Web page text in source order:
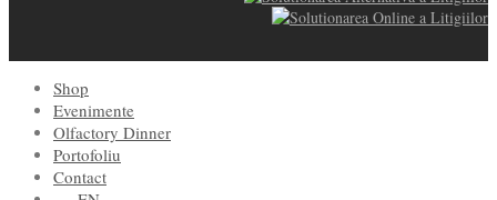
Shop
Evenimente
Olfactory Dinner
Portofoliu
Contact